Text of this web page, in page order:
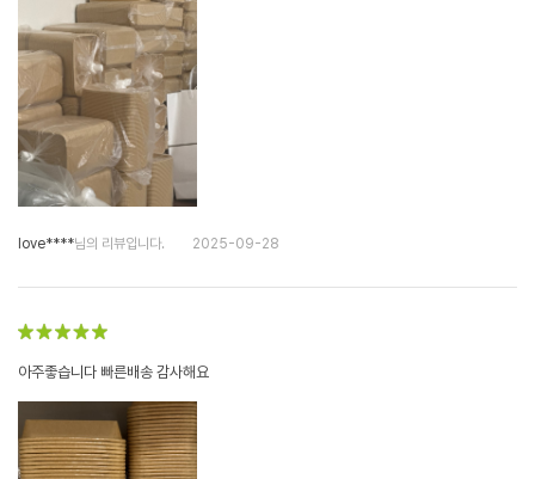
love****님의 리뷰입니다. 2025-09-28
아주좋습니다 빠른배송 감사해요